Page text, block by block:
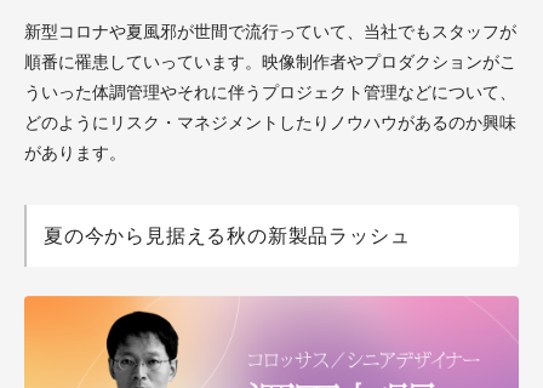
新型コロナや夏風邪が世間で流行っていて、当社でもスタッフが
順番に罹患していっています。映像制作者やプロダクションがこ
ういった体調管理やそれに伴うプロジェクト管理などについて、
どのようにリスク・マネジメントしたりノウハウがあるのか興味
があります。
夏の今から見据える秋の新製品ラッシュ